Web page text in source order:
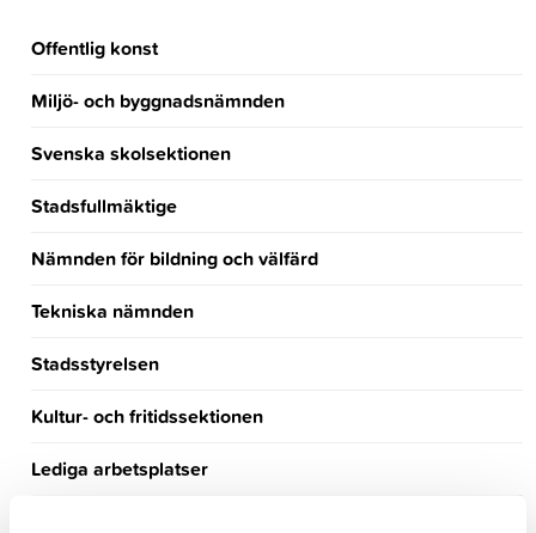
Offentlig konst
Miljö- och byggnadsnämnden
Svenska skolsektionen
Stadsfullmäktige
Nämnden för bildning och välfärd
Tekniska nämnden
Stadsstyrelsen
Kultur- och fritidssektionen
Lediga arbetsplatser